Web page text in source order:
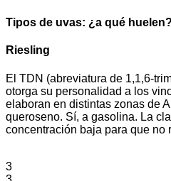
Tipos de uvas: ¿a qué huelen?
Riesling
El TDN (abreviatura de 1,1,6-
otorga su personalidad a los
elaboran en distintas zonas de
queroseno. Sí, a gasolina. La
concentración baja para que no
3